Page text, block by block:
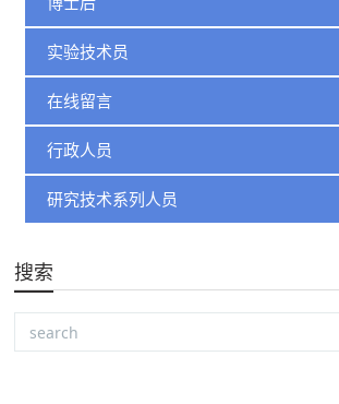
实验技术员
在线留言
行政人员
研究技术系列人员
搜索